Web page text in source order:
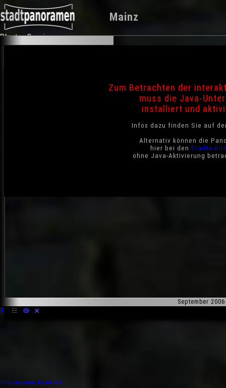
Mainz
Photo-Service
Zum Betrachten der
muss die Java-
installiert und
Infos dazu finden Sie auf
Alternativ können die
hier bei den Städte-
ohne Java-Aktivierung
September 2006
Impressum Kontakt